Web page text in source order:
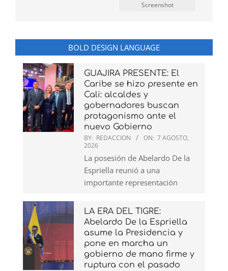
Screenshot
BOLD DESIGN LANGUAGE
GUAJIRA PRESENTE: El
Caribe se hizo presente en
Cali: alcaldes y
gobernadores buscan
protagonismo ante el
nuevo Gobierno
BY: REDACCION ON: 7 AGOSTO,
2026
La posesión de Abelardo De la
Espriella reunió a una
importante representación
LA ERA DEL TIGRE:
Abelardo De la Espriella
asume la Presidencia y
pone en marcha un
gobierno de mano firme y
ruptura con el pasado